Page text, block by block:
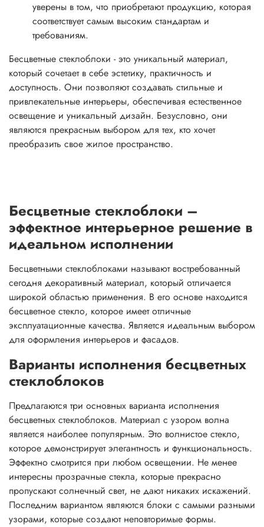
уверены в том, что приобретают продукцию, которая
соответствует самым высоким стандартам и
требованиям.
Бесцветные стеклоблоки - это уникальный материал,
который сочетает в себе эстетику, практичность и
доступность. Они позволяют создавать стильные и
привлекательные интерьеры, обеспечивая естественное
освещение и уникальный дизайн. Безусловно, они
являются прекрасным выбором для тех, кто хочет
преобразить свое жилое пространство.
Бесцветные стеклоблоки –
эффектное интерьерное решение в
идеальном исполнении
Бесцветными стеклоблоками называют востребованный
сегодня декоративный материал, который отличается
широкой областью применения. В его основе находится
бесцветное стекло, которое имеет отличные
эксплуатационные качества. Является идеальным выбором
для оформления интерьеров и фасадов.
Варианты исполнения бесцветных
стеклоблоков
Предлагаются три основных варианта исполнения
бесцветных стеклоблоков. Материал с узором волна
является наиболее популярным. Это волнистое стекло,
которое демонстрирует элегантность и функциональность.
Эффектно смотрится при любом освещении. Не менее
интересны прозрачные стекла, которые прекрасно
пропускают солнечный свет, не дают никаких искажений.
Последним вариантом являются блоки с самыми разными
узорами, которые создают неповторимые формы.